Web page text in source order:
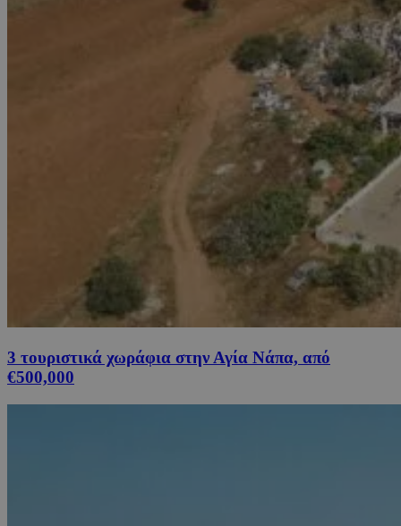
3 τουριστικά χωράφια στην Αγία Νάπα, από
€500,000